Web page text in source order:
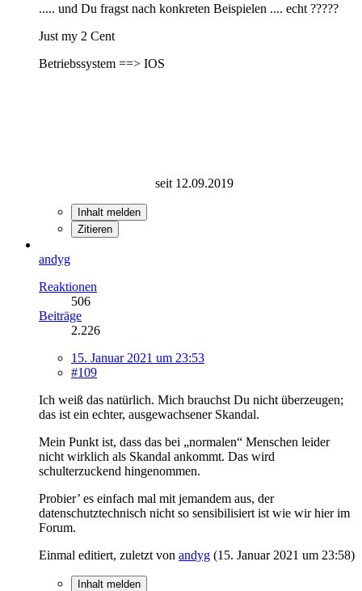
..... und Du fragst nach konkreten Beispielen .... echt ?????
Just my 2 Cent
Betriebssystem ==> IOS
seit 12.09.2019
Inhalt melden
Zitieren
andyg
Reaktionen
506
Beiträge
2.226
15. Januar 2021 um 23:53
#109
Ich weiß das natürlich. Mich brauchst Du nicht überzeugen;
das ist ein echter, ausgewachsener Skandal.
Mein Punkt ist, dass das bei „normalen“ Menschen leider
nicht wirklich als Skandal ankommt. Das wird
schulterzuckend hingenommen.
Probier’ es einfach mal mit jemandem aus, der
datenschutztechnisch nicht so sensibilisiert ist wie wir hier im
Forum.
Einmal editiert, zuletzt von andyg (15. Januar 2021 um 23:58)
Inhalt melden